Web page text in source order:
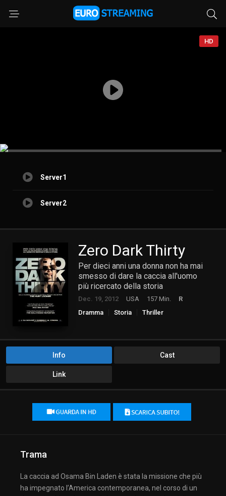
HD
Server1
Server2
Zero Dark Thirty
Per dieci anni una donna non ha mai
smesso di dare la caccia all'uomo
più ricercato della storia
Dec. 19, 2012 USA 157 Min.
R
Dramma
Storia Thriller
Info Cast
Link
Trama
La caccia ad Osama Bin Laden è stata la missione che più
ha impegnato l’America contemporanea, nel corso di un